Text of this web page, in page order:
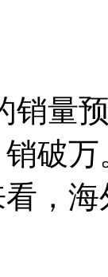
销量
破
，